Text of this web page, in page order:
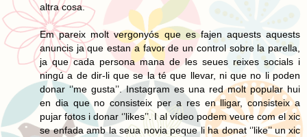
altra cosa.
Em pareix molt vergonyós que es fajen aquests aquests
anuncis ja que estan a favor de un control sobre la parella,
ja que cada persona mana de les seues reixes socials i
ningú a de dir-li que se la té que llevar, ni que no li poden
donar ‘’me gusta’’. Instagram es una red molt popular hui
en dia que no consisteix per a res en lligar, consisteix a
pujar fotos i donar ‘’likes’’. I al vídeo podem veure com el xic
se enfada amb la seua novia peque li ha donat ‘’like’’ un xic